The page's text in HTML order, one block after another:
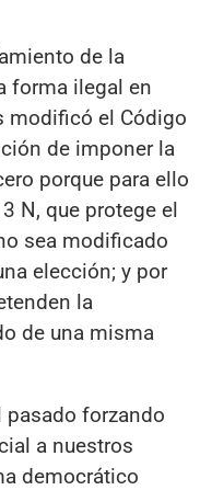
de la
forma ilegal en
modificó el Código
de imponer la
porque para ello
N, que protege el
sea modificado
elección; y por
la
de una misma
pasado forzando
a nuestros
democrático